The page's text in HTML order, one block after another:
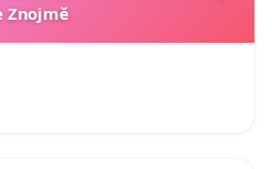
Znojmě